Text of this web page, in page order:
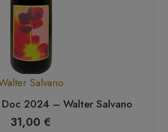
Salvano
Doc 2024 – Walter Salvano
31,00 €